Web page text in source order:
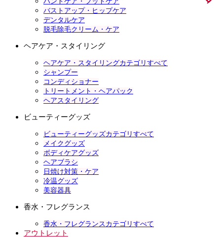
バストアップ・ヒップケア
デンタルケア
脱毛除毛クリーム・ケア
ヘアケア・スタイリング
ヘアケア・スタイリングカテゴリすべて
シャンプー
コンディショナー
トリートメント・ヘアパック
ヘアスタイリング
ビューティーグッズ
ビューティーグッズカテゴリすべて
メイクグッズ
ボディケアグッズ
ヘアブラシ
日焼け対策・ケア
冷温グッズ
美容器具
香水・フレグランス
香水・フレグランスカテゴリすべて
アウトレット